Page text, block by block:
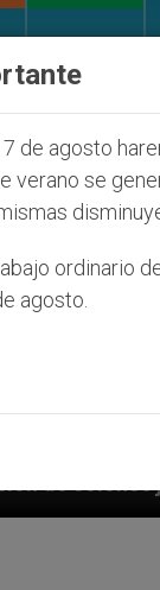
afecta a
de agosto
verano se
ordinario
agosto.